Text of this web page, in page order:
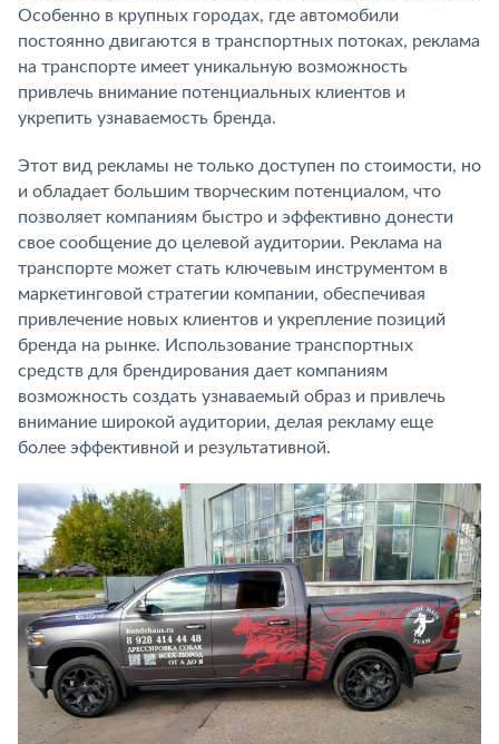
Особенно в крупных городах, где автомобили
постоянно двигаются в транспортных потоках, реклама
на транспорте имеет уникальную возможность
привлечь внимание потенциальных клиентов и
укрепить узнаваемость бренда.
Этот вид рекламы не только доступен по стоимости, но
и обладает большим творческим потенциалом, что
позволяет компаниям быстро и эффективно донести
свое сообщение до целевой аудитории. Реклама на
транспорте может стать ключевым инструментом в
маркетинговой стратегии компании, обеспечивая
привлечение новых клиентов и укрепление позиций
бренда на рынке. Использование транспортных
средств для брендирования дает компаниям
возможность создать узнаваемый образ и привлечь
внимание широкой аудитории, делая рекламу еще
более эффективной и результативной.